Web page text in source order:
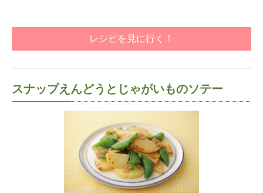
レシピを見に行く！
スナップえんどうとじゃがいものソテー